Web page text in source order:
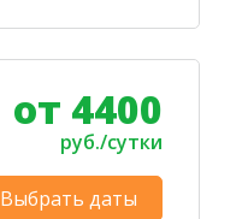
от 4400
руб./сутки
Выбрать даты